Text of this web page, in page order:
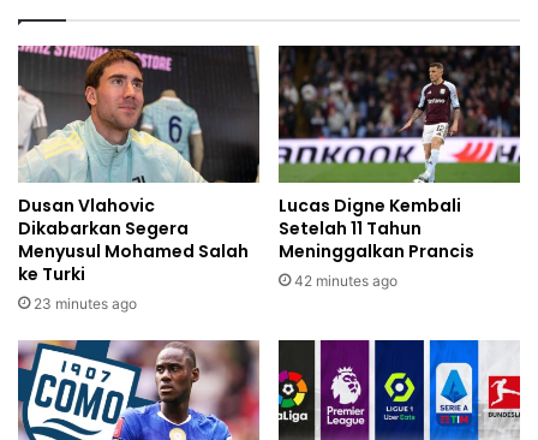
Dusan Vlahovic
Dikabarkan Segera
Menyusul Mohamed Salah
ke Turki
23 minutes ago
Lucas Digne Kembali
Setelah 11 Tahun
Meninggalkan Prancis
42 minutes ago